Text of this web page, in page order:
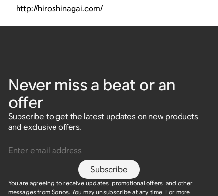
http://hiroshinagai.com/
Never miss a beat or an
offer
Subscribe to get the latest updates on new products
and exclusive offers.
Subscribe
You are agreeing to receive updates, promotional offers, and other
messages from Sonos. You may unsubscribe at any time. For more